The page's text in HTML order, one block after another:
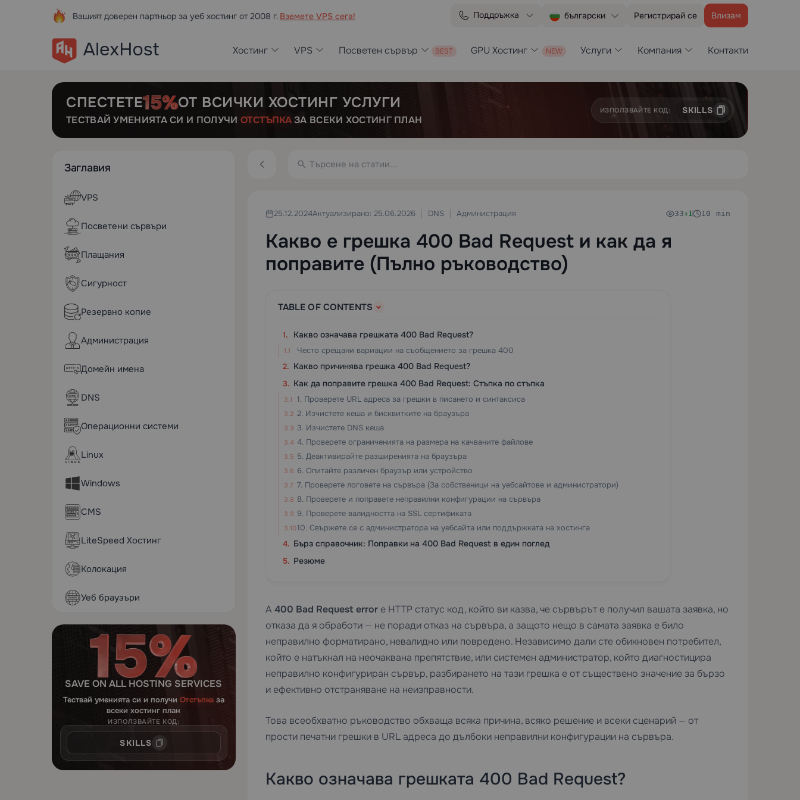
Вашият доверен партньор за уеб хостинг от 2008 г. Вземете VPS сега! Поддръжка български Регистрирай се Влизам
Хостинг VPS Посветен сървър GPU Хостинг Услуги Компания Контакти
СПЕСТЕТЕ ОТ ВСИЧКИ ХОСТИНГ УСЛУГИ
ТЕСТВАЙ УМЕНИЯТА СИ И ПОЛУЧИ ОТСТЪПКАЗА ВСЕКИ ХОСТИНГ ПЛАН
ИЗПОЛЗВАЙТЕ КОД: SKILLS
Заглавия
VPS
Посветени сървъри
Плащания
Сигурност
Резервно копие
Администрация
Домейн имена
DNS
Операционни системи
Linux
Windows
CMS
LiteSpeed Хостинг
Колокация
Уеб браузъри
SAVE ON ALL HOSTING SERVICES
Тествай уменията си и получи Отстъпказа
всеки хостинг план
ИЗПОЛЗВАЙТЕ КОД:
SKILLS
25.12.2024Актуализирано: 25.06.2026 DNS Администрация 33+1 10 min
Какво е грешка 400 Bad Request и как да я
поправите (Пълно ръководство)
TABLE OF CONTENTS
Какво означава грешката 400 Bad Request?
Често срещани вариации на съобщението за грешка 400
Какво причинява грешка 400 Bad Request?
Как да поправите грешка 400 Bad Request: Стъпка по стъпка
1. Проверете URL адреса за грешки в писането и синтаксиса
2. Изчистете кеша и бисквитките на браузъра
3. Изчистете DNS кеша
4. Проверете ограниченията на размера на качваните файлове
5. Деактивирайте разширенията на браузъра
6. Опитайте различен браузър или устройство
7. Проверете логовете на сървъра (За собственици на уебсайтове и администратори)
8. Проверете и поправете неправилни конфигурации на сървъра
9. Проверете валидността на SSL сертификата
10. Свържете се с администратора на уебсайта или поддържката на хостинга
Бърз справочник: Поправки на 400 Bad Request в един поглед
Резюме
A 400 Bad Request errorе HTTP статус код, който ви казва, че сървърът е получил вашата заявка, но
отказа да я обработи — не поради отказ на сървъра, а защото нещо в самата заявка е било
неправилно форматирано, невалидно или повредено. Независимо дали сте обикновен потребител,
който е натъкнал на неочаквана препятствие, или системен администратор, който диагностицира
неправилно конфигуриран сървър, разбирането на тази грешка е от съществено значение за бързо
и ефективно отстраняване на неизправности.
Това всеобхватно ръководство обхваща всяка причина, всяко решение и всеки сценарий — от
прости печатни грешки в URL адреса до дълбоки неправилни конфигурации на сървъра.
Какво означава грешката 400 Bad Request?